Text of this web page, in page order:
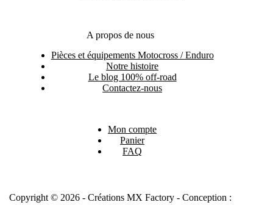
A propos de nous
Pièces et équipements Motocross / Enduro
Notre histoire
Le blog 100% off-road
Contactez-nous
Mon compte
Panier
FAQ
Copyright © 2026 - Créations MX Factory - Conception :